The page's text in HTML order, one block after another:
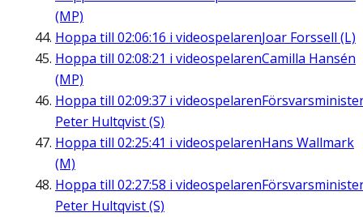
(MP)
Hoppa till 02:06:16 i videospelarenJoar Forssell (L)
Hoppa till 02:08:21 i videospelarenCamilla Hansén
(MP)
Hoppa till 02:09:37 i videospelaren
Peter Hultqvist (S)
Hoppa till 02:25:41 i videospelarenHans Wallmark
(M)
Hoppa till 02:27:58 i videospelaren
Peter Hultqvist (S)